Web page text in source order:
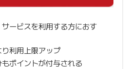
ービスを利用する方におす
利用上限アップ
ポイントが付与される